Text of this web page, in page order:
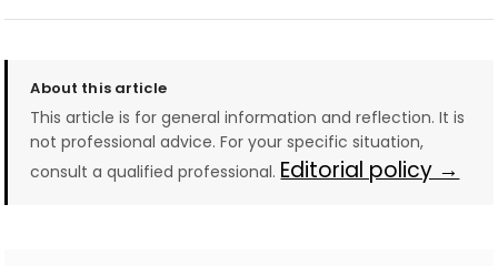
About this article
This article is for general information and reflection. It is
not professional advice. For your specific situation,
consult a qualified professional. Editorial policy →